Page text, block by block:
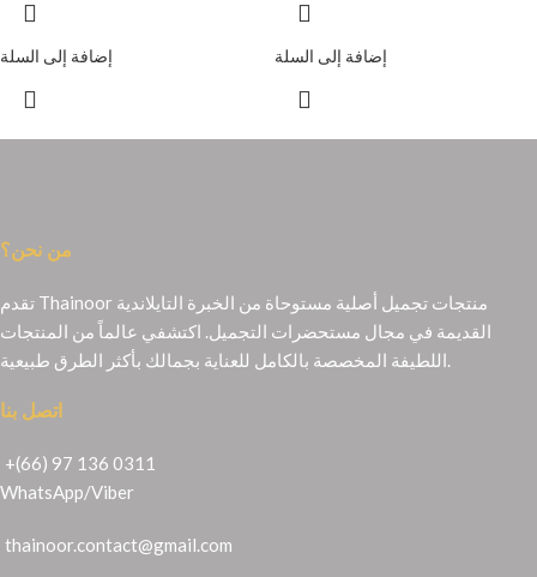
إضافة إلى السلة إضافة إلى السلة
من نحن؟
تقدم Thainoor منتجات تجميل أصلية مستوحاة من الخبرة التايلاندية
القديمة في مجال مستحضرات التجميل. اكتشفي عالماً من المنتجات
اتصل بنا
+(66) 97 136 0311
WhatsApp/Viber
thainoor.contact@gmail.com